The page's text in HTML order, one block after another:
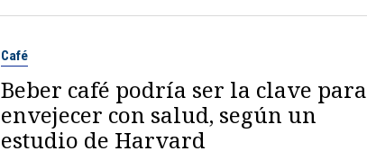
Café
Beber café podría ser la clave para
envejecer con salud, según un
estudio de Harvard